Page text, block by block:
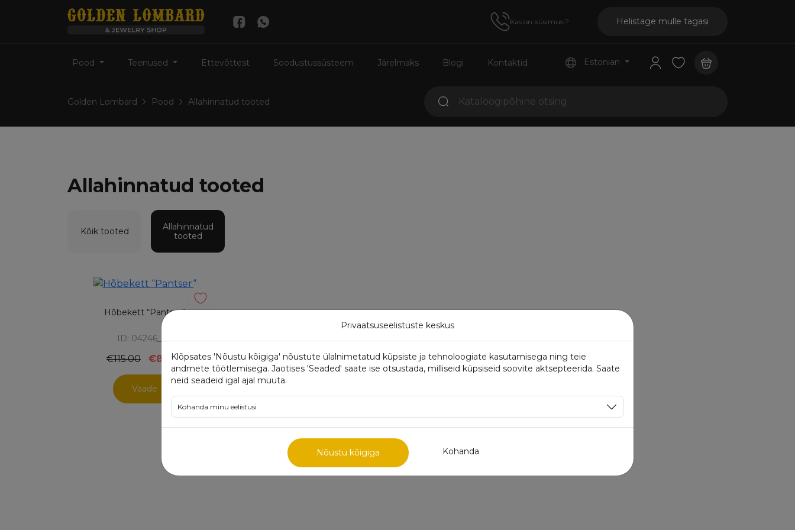
Kas on küsimusi? Helistage mulle tagasi
Pood Teenused Ettevõttest Soodustussüsteem Järelmaks Blogi Kontaktid Estonian
Golden Lombard Pood Allahinnatud tooted
Allahinnatud tooted
Kõik tooted
Allahinnatud
tooted
Hõbekett “Pantser“
ID: 04246_20
€115.00 €86.25
Vaade
1
Privaatsuseelistuste keskus
Klõpsates 'Nõustu kõigiga' nõustute ülalnimetatud küpsiste ja tehnoloogiate kasutamisega ning teie
andmete töötlemisega. Jaotises 'Seaded' saate ise otsustada, milliseid küpsiseid soovite aktsepteerida. Saate
neid seadeid igal ajal muuta.
Kohanda minu eelistusi
Nõustu kõigiga Kohanda